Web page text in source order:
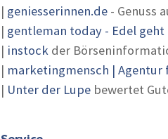
| geniesserinnen.de - Genuss
| gentleman today - Edel geht
| instock der
| marketingmensch |
| Unter der Lupe bewertet